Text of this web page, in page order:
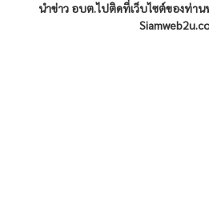
นำข่าว อบต.ไปติดที่เว็บไซต์ของท่าน